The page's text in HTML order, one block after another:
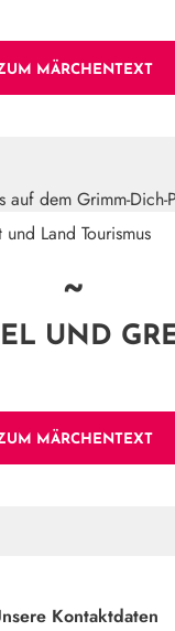
MÄRCHENTEXT
Land Tourismus
~
UND
MÄRCHENTEXT
Kontaktdaten